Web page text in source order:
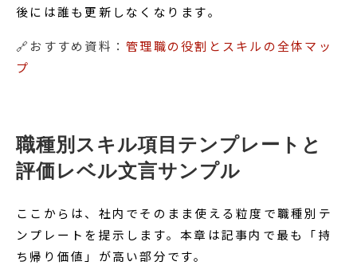
後には誰も更新しなくなります。
🔗おすすめ資料： 管理職の役割とスキルの全体マッ
プ
職種別スキル項目テンプレートと
評価レベル文言サンプル
ここからは、社内でそのまま使える粒度で職種別テ
ンプレートを提示します。本章は記事内で最も「持
ち帰り価値」が高い部分です。